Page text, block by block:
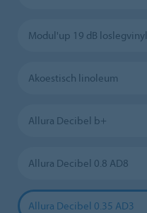
Modul'up 19 dB loslegvinyl
Akoestisch linoleum
Allura Decibel b+
Allura Decibel 0.8 AD8
Allura Decibel 0.35 AD3